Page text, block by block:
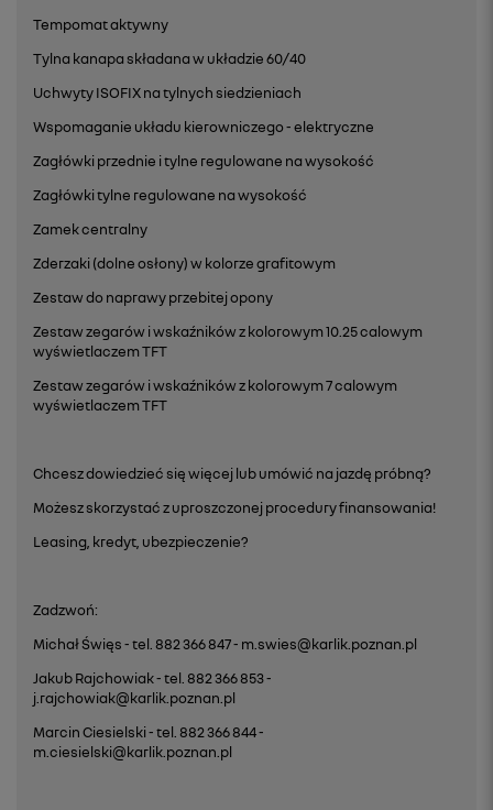
Tempomat aktywny
Tylna kanapa składana w układzie 60/40
Uchwyty ISOFIX na tylnych siedzieniach
Wspomaganie układu kierowniczego - elektryczne
Zagłówki przednie i tylne regulowane na wysokość
Zagłówki tylne regulowane na wysokość
Zamek centralny
Zderzaki (dolne osłony) w kolorze grafitowym
Zestaw do naprawy przebitej opony
Zestaw zegarów i wskaźników z kolorowym 10.25 calowym
wyświetlaczem TFT
Zestaw zegarów i wskaźników z kolorowym 7 calowym
wyświetlaczem TFT
Chcesz dowiedzieć się więcej lub umówić na jazdę próbną?
Możesz skorzystać z uproszczonej procedury finansowania!
Leasing, kredyt, ubezpieczenie?
Zadzwoń:
Michał Święs - tel. 882 366 847 - m.swies@karlik.poznan.pl
Jakub Rajchowiak - tel. 882 366 853 -
j.rajchowiak@karlik.poznan.pl
Marcin Ciesielski - tel. 882 366 844 -
m.ciesielski@karlik.poznan.pl